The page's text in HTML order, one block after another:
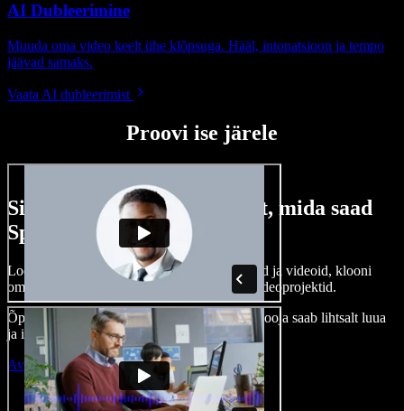
AI Dubleerimine
Muuda oma video keelt ühe klõpsuga. Hääl, intonatsioon ja tempo
jäävad samaks.
Vaata AI dubleerimist
Proovi ise järele
Siin on vaid väike osa sellest, mida saad
Speechify Studioga teha.
Loo voice-over’eid, kasuta tasuta pilte, helisid ja videoid, klooni
oma häält ja pane kokku terviklikud audio-videoprojektid.
Õppimiskõver puudub, kõik töötab veebis – looja saab lihtsalt luua
ja ideed kiiresti ellu viia.
Ava Studio